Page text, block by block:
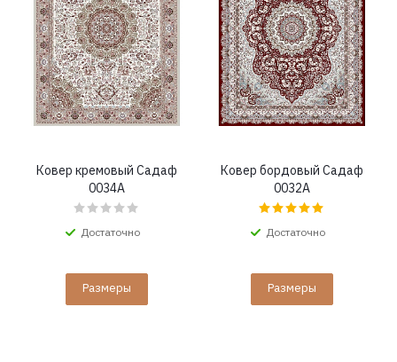
Ковер кремовый Садаф
0034A
Достаточно
Размеры
Ковер бордовый Садаф
0032A
Достаточно
Размеры